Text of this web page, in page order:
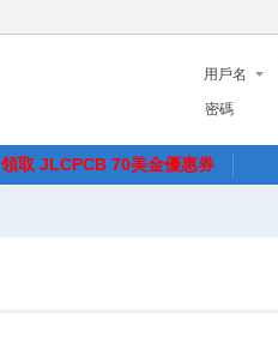
用戶名
密碼
領取 JLCPCB 70美金優惠券